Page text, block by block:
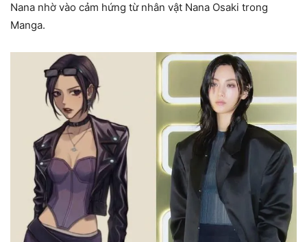
Nana nhờ vào cảm hứng từ nhân vật Nana Osaki trong
Manga.